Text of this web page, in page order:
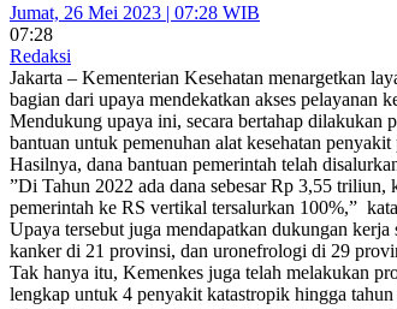
Jumat, 26 Mei 2023 | 07:28 WIB
07:28
Redaksi
Jakarta – Kementerian Kesehatan menargetkan
bagian dari upaya mendekatkan akses pelayanan
Mendukung upaya ini, secara bertahap dilakukan
bantuan untuk pemenuhan alat kesehatan
Hasilnya, dana bantuan pemerintah telah
”Di Tahun 2022 ada dana sebesar Rp 3,55
pemerintah ke RS vertikal tersalurkan 100%,”
Upaya tersebut juga mendapatkan dukungan
kanker di 21 provinsi, dan uronefrologi di 29
Tak hanya itu, Kemenkes juga telah melakukan
lengkap untuk 4 penyakit katastropik hingga tahun